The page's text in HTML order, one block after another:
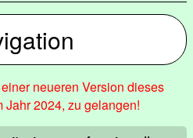
neueren Version dieses
Jahr 2024, zu gelangen!